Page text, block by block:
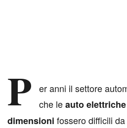
P
er anni il settore
che leauto
dimensioni fossero difficili